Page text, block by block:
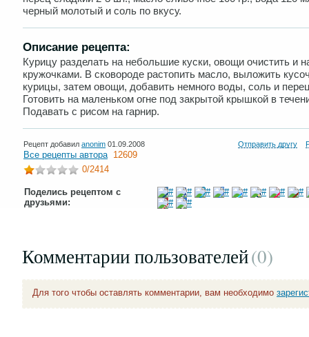
черный молотый и соль по вкусу.
Описание рецепта:
Курицу разделать на небольшие куски, овощи очистить и
кружочками. В сковороде растопить масло, выложить
курицы, затем овощи, добавить немного воды, соль и
Готовить на маленьком огне под закрытой крышкой в
Подавать с рисом на гарнир.
Рецепт добавил anonim 01.09.2008 Отправить другу
Все рецепты автора 12609
0/2414
Поделись рецептом с
друзьями:
Комментарии пользователей(0)
Для того чтобы оставлять комментарии, вам необходимо